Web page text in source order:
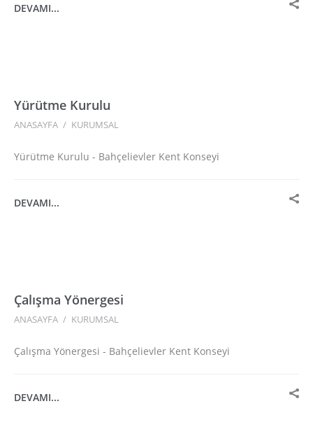
DEVAMI...
Yürütme Kurulu
ANASAYFA / KURUMSAL
Yürütme Kurulu - Bahçelievler Kent Konseyi
DEVAMI...
Çalışma Yönergesi
ANASAYFA / KURUMSAL
Çalışma Yönergesi - Bahçelievler Kent Konseyi
DEVAMI...